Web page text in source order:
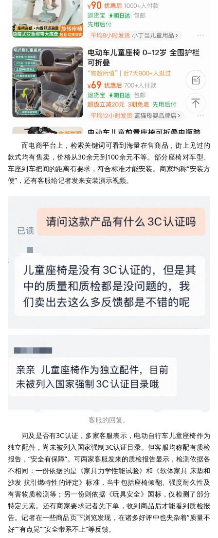
而电商平台上，检索关键词可看到海量在售商品，街上见过的
款式均有售卖，价格从30余元到100余元不等。部分座椅对车型、
车座到车把间的距离有要求，符合标准才能安装。商家均称“安装方
便”，还有客服给记者发来安装演示视频。
客服的回复。
问及是否有3C认证，多家客服表示，电动自行车儿童座椅作为
独立配件，尚未被列入国家强制3C认证目录。但客服均称配有质检
报告，“安全有保障”。可两家客服发来的质检报告显示，检测依据各
不相同：一份依据的是《家具力学性能试验》和《软体家具 床垫和
沙发 抗引燃特性的评定》标准，当中包括座椅倾翻、强度耐久性及
有害物质检测等；另一份则依据《玩具安全》国标，仅检测了部分
特定元素。还有商家要求记者先下单，收到商品后才能看到质检报
告。记者在一些商品页下浏览发现，在诸多好评中也夹杂着“质量不
好”“有点晃”“安全带系不上”等反馈。